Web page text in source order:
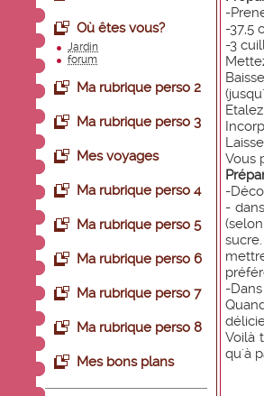
Où êtes vous?
Jardin
forum
Ma rubrique perso 2
Ma rubrique perso 3
Mes voyages
Ma rubrique perso 4
Ma rubrique perso 5
Ma rubrique perso 6
Ma rubrique perso 7
Ma rubrique perso 8
Mes bons plans
-
-37,5
-3
Vous
-
-
-
Voilà
qu'à